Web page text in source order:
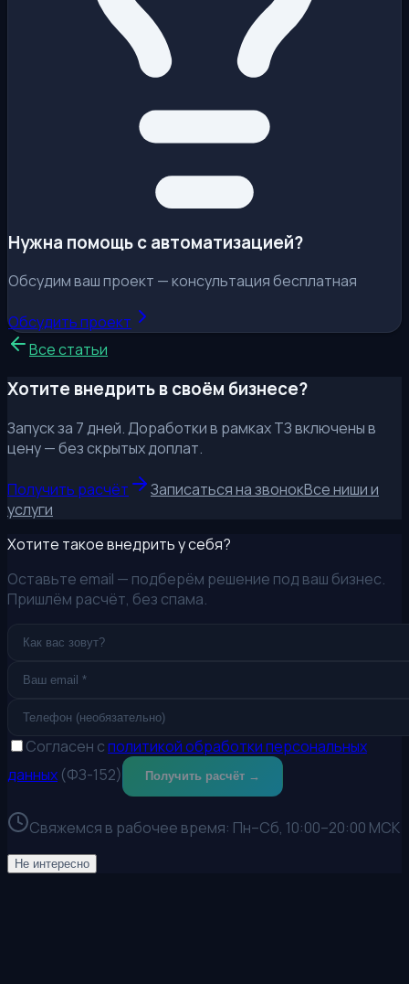
Нужна помощь с автоматизацией?
Обсудим ваш проект — консультация бесплатная
Обсудить проект
Все статьи
Хотите внедрить в своём бизнесе?
Запуск за 7 дней. Доработки в рамках ТЗ включены в
цену — без скрытых доплат.
Получить расчёт Записаться на звонокВсе ниши и
услуги
Хотите такое внедрить у себя?
Оставьте email — подберём решение под ваш бизнес.
Пришлём расчёт, без спама.
Согласен сполитикой обработки персональных
данных (ФЗ-152) Получить расчёт →
Свяжемся в рабочее время: Пн–Сб, 10:00–20:00 МСК
Не интересно